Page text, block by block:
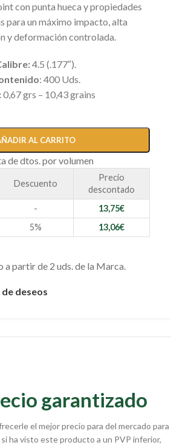
con punta hueca y propiedades
para un máximo impacto, alta
y deformación controlada.
4.5 (.177″).
: 400 Uds.
0,67 grs – 10,43 grains
AL CARRITO
de dtos. por volumen
Descuento
Precio
descontado
- 13,75€
5% 13,06€
a partir de 2 uds. de la Marca.
deseos
garantizado
el mejor precio para del mercado para
ha visto este producto a un PVP inferior,